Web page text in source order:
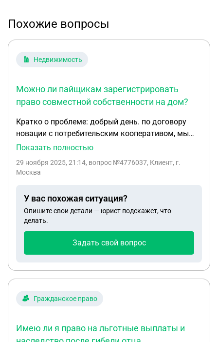
Похожие вопросы
Недвижимость
Можно ли пайщикам зарегистрировать
право совместной собственности на дом?
Кратко о проблеме: добрый день. по договору
новации с потребительским кооперативом, мы
внесли полную стоимость пая и получили в
выделенное помещение в жилом доме, который
собственности на дом?
Показать полностью
29 ноября 2025, 21:14, вопрос №4776037, Клиент, г.
Москва
У вас похожая ситуация?
Опишите свои детали — юрист подскажет, что
делать.
Задать свой вопрос
Гражданское право
Имею ли я право на льготные выплаты и